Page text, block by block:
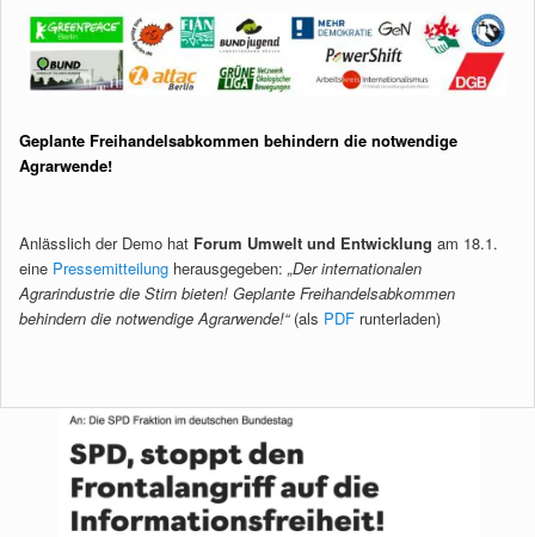
Geplante Freihandelsabkommen behindern die notwendige
Agrarwende!
Anlässlich der Demo hat Forum Umwelt und Entwicklung am 18.1.
eine Pressemitteilung herausgegeben: „Der internationalen
Agrarindustrie die Stirn bieten! Geplante Freihandelsabkommen
behindern die notwendige Agrarwende!“(als PDF runterladen)